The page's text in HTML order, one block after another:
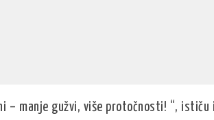
– manje gužvi, više protočnosti! “,